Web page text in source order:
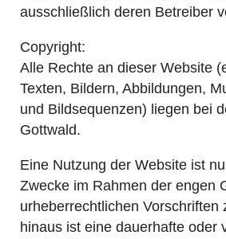
ausschließlich deren Betreiber
Copyright:
Alle Rechte an dieser Website
Texten, Bildern, Abbildungen,
und Bildsequenzen) liegen bei
Gottwald.
Eine Nutzung der Website ist
Zwecke im Rahmen der engen
urheberrechtlichen Vorschriften
hinaus ist eine dauerhafte oder